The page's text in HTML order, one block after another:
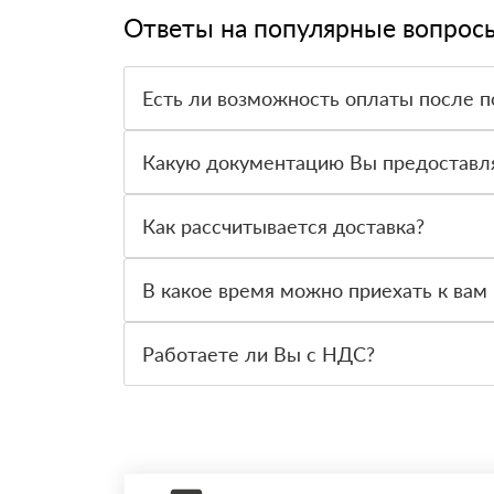
Ответы на популярные
Есть ли возможность оплаты после
вправе от него отказаться.
Какую документацию Вы
Как рассчитывается доставка?
стоимости и сроков доставки, которые
В какое время можно приехать к вам
Работаете ли Вы с НДС?